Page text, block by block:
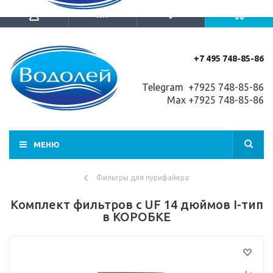
+7 495 748-85-86
Telegram +7925 748-85-86
Max +7925 748-85-86
МЕНЮ
Фильтры для пурифайера
Комплект фильтров c UF 14 дюймов I-тип
в КОРОБКЕ